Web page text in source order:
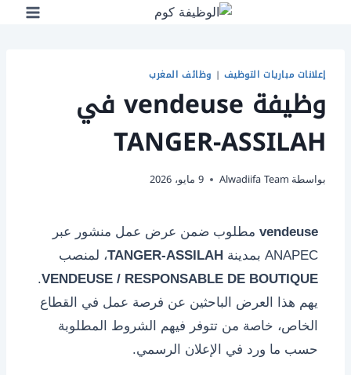
إعلانات مباريات التوظيف | وظائف المغرب
وظيفة vendeuse في
TANGER-ASSILAH
بواسطة Alwadiifa Team 9 مايو، 2026
vendeuse مطلوب ضمن عرض عمل منشور عبر
ANAPEC بمدينة
TANGER-ASSILAH، لمنصب
VENDEUSE / RESPONSABLE DE BOUTIQUE
.
يهم هذا العرض الباحثين عن فرصة عمل في القطاع
الخاص، خاصة من تتوفر فيهم الشروط المطلوبة
حسب ما ورد في الإعلان الرسمي.